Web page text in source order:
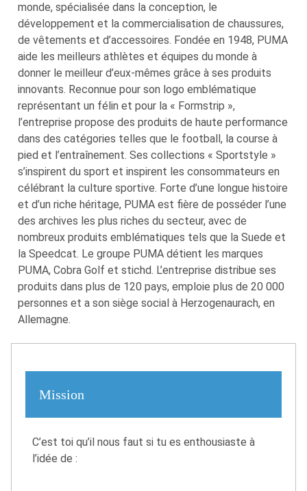
monde, spécialisée dans la conception, le
développement et la commercialisation de chaussures,
de vêtements et d’accessoires. Fondée en 1948, PUMA
aide les meilleurs athlètes et équipes du monde à
donner le meilleur d’eux-mêmes grâce à ses produits
innovants. Reconnue pour son logo emblématique
représentant un félin et pour la « Formstrip »,
l’entreprise propose des produits de haute performance
dans des catégories telles que le football, la course à
pied et l’entraînement. Ses collections « Sportstyle »
s’inspirent du sport et inspirent les consommateurs en
célébrant la culture sportive. Forte d’une longue histoire
et d’un riche héritage, PUMA est fière de posséder l’une
des archives les plus riches du secteur, avec de
nombreux produits emblématiques tels que la Suede et
la Speedcat. Le groupe PUMA détient les marques
PUMA, Cobra Golf et stichd. L’entreprise distribue ses
produits dans plus de 120 pays, emploie plus de 20 000
personnes et a son siège social à Herzogenaurach, en
Allemagne.
Mission
C’est toi qu’il nous faut si tu es enthousiaste à
l’idée de :